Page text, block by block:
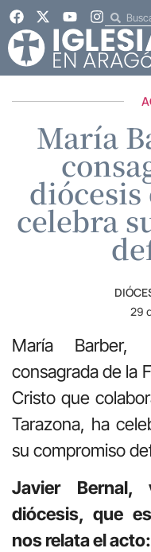
María
diócesis
celebra
29
María
consagrada de la
Cristo que
Tarazona, ha
su compromiso
Javier Bernal,
diócesis, que
nos relata el acto: